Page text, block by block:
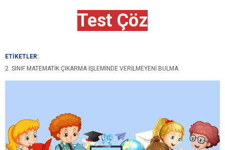
Test Çöz
ETİKETLER:
2. SINIF MATEMATIK ÇIKARMA İŞLEMINDE VERILMEYENI BULMA